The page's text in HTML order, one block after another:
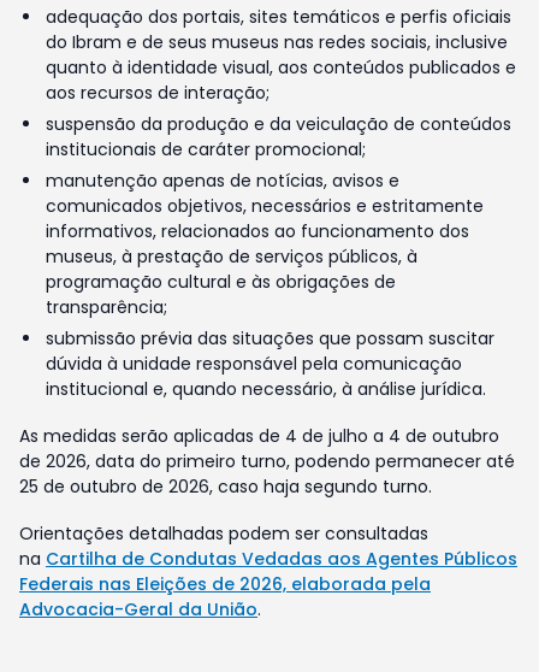
adequação dos portais, sites temáticos e perfis oficiais
do Ibram e de seus museus nas redes sociais, inclusive
quanto à identidade visual, aos conteúdos publicados e
aos recursos de interação;
suspensão da produção e da veiculação de conteúdos
institucionais de caráter promocional;
manutenção apenas de notícias, avisos e
comunicados objetivos, necessários e estritamente
informativos, relacionados ao funcionamento dos
museus, à prestação de serviços públicos, à
programação cultural e às obrigações de
transparência;
submissão prévia das situações que possam suscitar
dúvida à unidade responsável pela comunicação
institucional e, quando necessário, à análise jurídica.
As medidas serão aplicadas de 4 de julho a 4 de outubro
de 2026, data do primeiro turno, podendo permanecer até
25 de outubro de 2026, caso haja segundo turno.
Orientações detalhadas podem ser consultadas
na Cartilha de Condutas Vedadas aos Agentes Públicos
Federais nas Eleições de 2026, elaborada pela
Advocacia-Geral da União.